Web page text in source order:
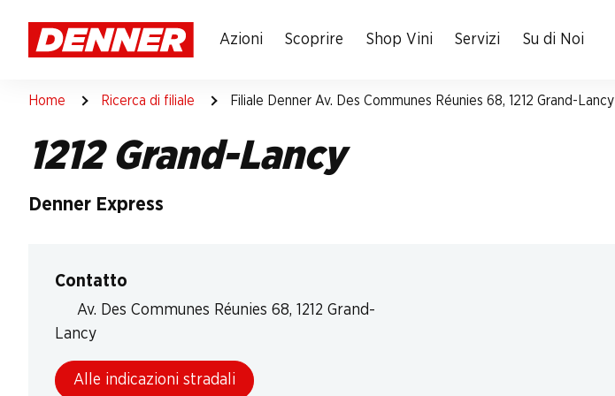
Azioni
Scoprire Shop Vini Servizi Su di Noi
Home Ricerca di filiale Filiale Denner Av. Des Communes Réunies 68, 1212 Grand-Lancy
1212 Grand-Lancy
Denner Express
Contatto
Av. Des Communes Réunies 68, 1212 Grand-
Lancy
Alle indicazioni stradali